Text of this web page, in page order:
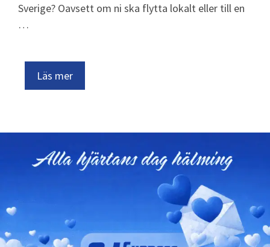
Sverige? Oavsett om ni ska flytta lokalt eller till en
…
Läs mer